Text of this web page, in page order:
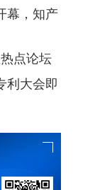
幕，知产
点论坛
利大会即